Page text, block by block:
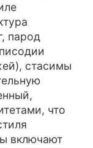
парод
стасимы
что
включают